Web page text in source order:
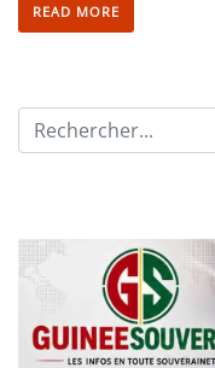
READ MORE